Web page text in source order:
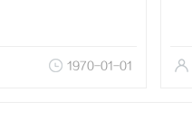
1970-01-01